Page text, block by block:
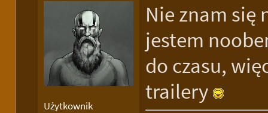
Użytkownik
Nie znam się
jestem
do czasu,
trailery